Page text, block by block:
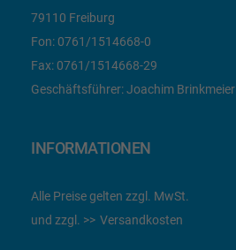
79110 Freiburg
Fon: 0761/1514668-0
Fax: 0761/1514668-29
Geschäftsführer: Joachim Brinkmeier
INFORMATIONEN
Alle Preise gelten zzgl. MwSt.
und zzgl.
Versandkosten